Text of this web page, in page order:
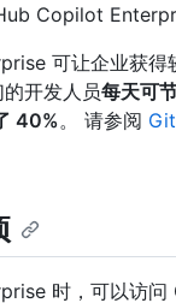
Copilot
可让企业获得
开发人员每天可
40%。 请参阅
时，可以访